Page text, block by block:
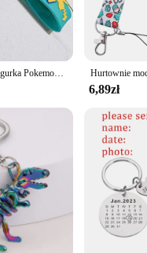
Anime oryginalna figurka Pokemon Pikachu brelok Pokémon brelok Squirtle Psyduck brelok Model brelok samochodowy dla chłopców dziewczyna
6,89zł